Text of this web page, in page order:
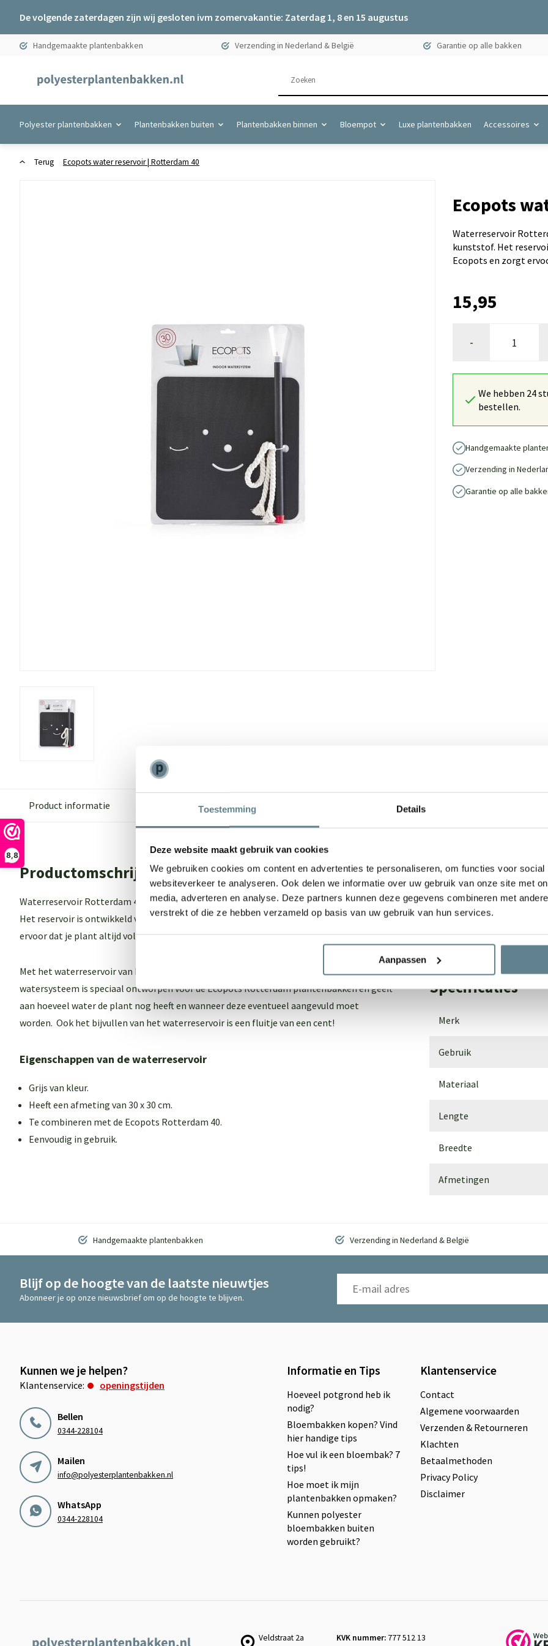
Toestemming Details
Deze website maakt gebruik van cookies
We gebruiken cookies om content en advertenties te personaliseren, om functies voor
websiteverkeer te analyseren. Ook delen we informatie over uw gebruik van onze site met
media, adverteren en analyse. Deze partners kunnen deze gegevens combineren met
verstrekt of die ze hebben verzameld op basis van uw gebruik van hun services.
Aanpassen
8,8
De volgende zaterdagen zijn wij gesloten ivm zomervakantie: Zaterdag 1, 8 en 15 augustus
Handgemaakte plantenbakken Verzending in Nederland & België Garantie op alle bakken
Polyester plantenbakken Plantenbakken buiten Plantenbakken binnen Bloempot Luxe plantenbakken Accessoires
Terug Ecopots water reservoir | Rotterdam 40
Ecopots
Waterreservoir
kunststof. Het
Ecopots en zorgt
15,95
-
We hebben 24
bestellen.
Handgemaakte
Verzending in
Garantie op alle
Product informatie
Productomschrijving
Waterreservoir Rotterdam 40 is een bewateringssysteem gemaakt van grijze kunststof.
Het reservoir is ontwikkeld voor de plantenbak Rotterdam 40 van Ecopots en zorgt
ervoor dat je plant altijd voldoende water heeft!
Met het waterreservoir van Ecopots zijn je planten nooit te nat of te droog. Het
watersysteem is speciaal ontworpen voor de Ecopots Rotterdam plantenbakken en geeft
aan hoeveel water de plant nog heeft en wanneer deze eventueel aangevuld moet
worden. Ook het bijvullen van het waterreservoir is een fluitje van een cent!
Eigenschappen van de waterreservoir
Grijs van kleur.
Heeft een afmeting van 30 x 30 cm.
Te combineren met de Ecopots Rotterdam 40.
Eenvoudig in gebruik.
We staan voor
Wil je advies of heb je een
Specificaties
Merk
Gebruik
Materiaal
Lengte
Breedte
Afmetingen
Handgemaakte plantenbakken Verzending in Nederland & België
Blijf op de hoogte van de laatste nieuwtjes
Abonneer je op onze nieuwsbrief om op de hoogte te blijven.
Kunnen we je helpen?
Klantenservice: openingstijden
Bellen
0344-228104
Mailen
info@polyesterplantenbakken.nl
WhatsApp
0344-228104
Informatie en Tips
Hoeveel potgrond heb ik
nodig?
Bloembakken kopen? Vind
hier handige tips
Hoe vul ik een bloembak? 7
tips!
Hoe moet ik mijn
plantenbakken opmaken?
Kunnen polyester
bloembakken buiten
worden gebruikt?
Klantenservice
Contact
Algemene voorwaarden
Verzenden & Retourneren
Klachten
Betaalmethoden
Privacy Policy
Disclaimer
Veldstraat 2a
KVK nummer: 777 512 13